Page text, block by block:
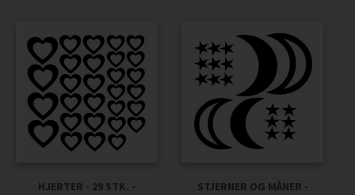
HJERTER - 29 STK. -
STJERNER OG MÅNER -